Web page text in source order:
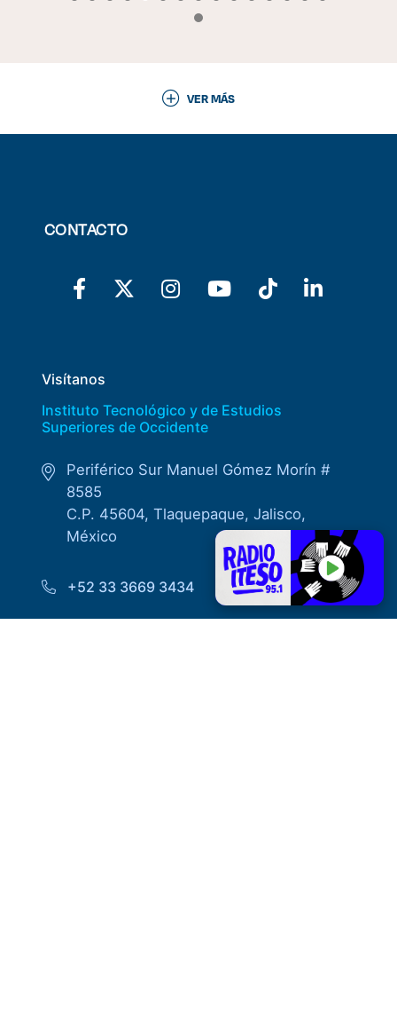
VER MÁS
CONTACTO
Visítanos
Instituto Tecnológico y de Estudios
Superiores de Occidente
Periférico Sur Manuel Gómez Morín #
8585
C.P. 45604, Tlaquepaque, Jalisco,
México
+52 33 3669 3434